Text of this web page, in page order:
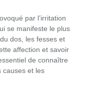
par l’irritation
se manifeste le plus
dos, les fesses et
affection et savoir
de connaître
causes et les